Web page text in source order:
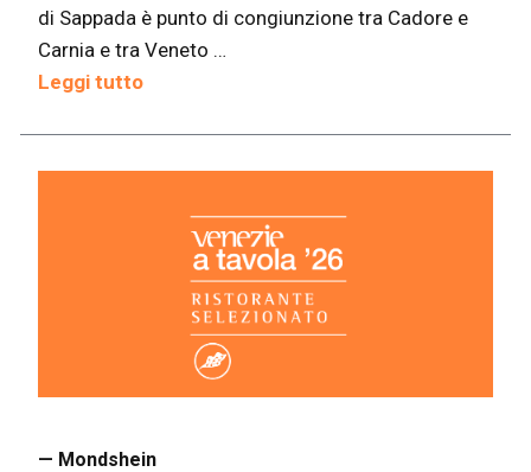
di Sappada è punto di congiunzione tra Cadore e
Carnia e tra Veneto …
Leggi tutto
— Mondshein